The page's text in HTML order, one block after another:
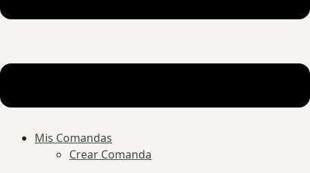
Mis Comandas
Crear Comanda